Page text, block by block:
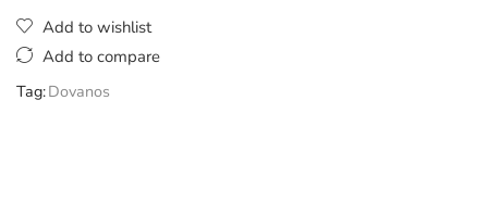
Add to wishlist
Add to compare
Tag:Dovanos